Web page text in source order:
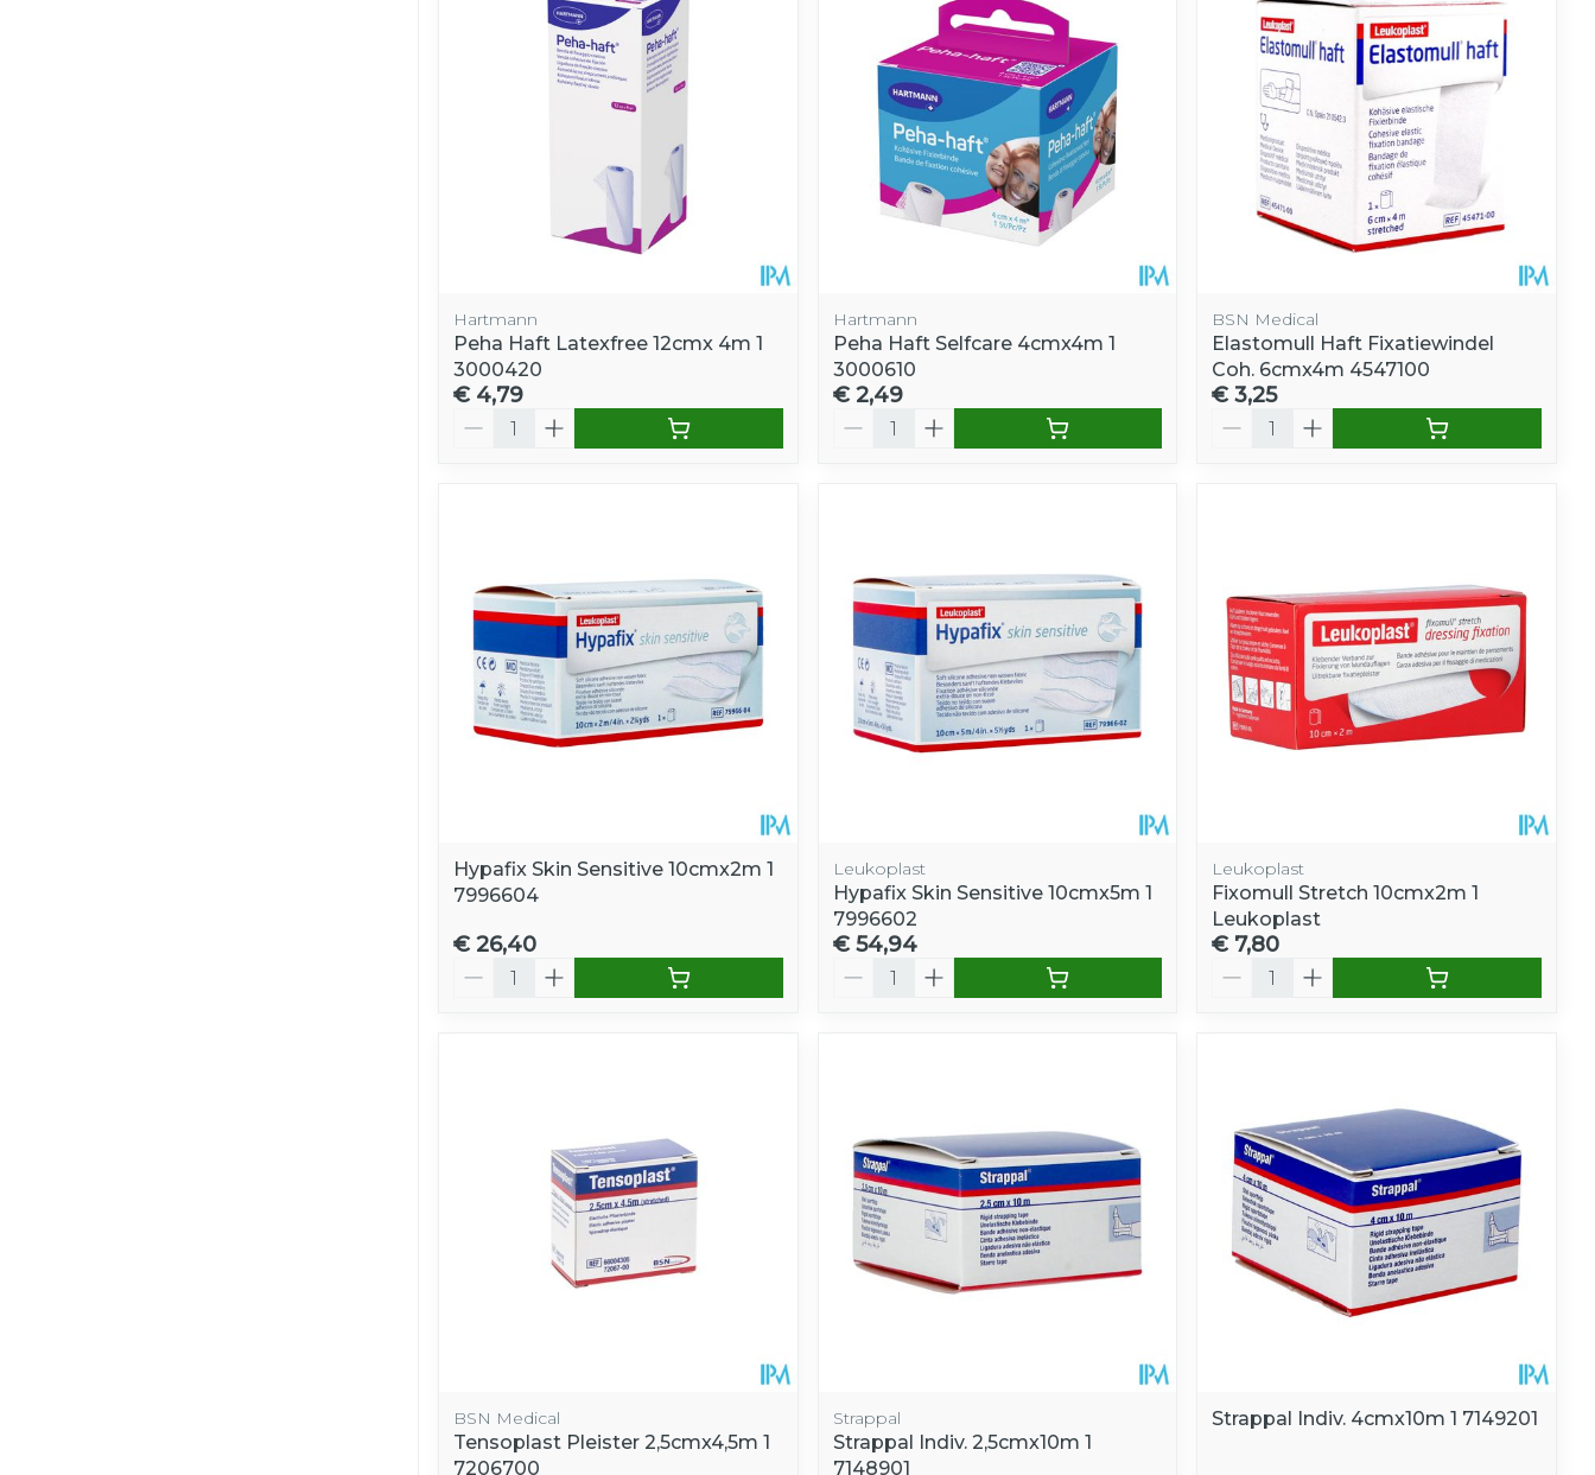
Hartmann
Peha Haft Latexfree 12cmx 4m 1
3000420
€ 4,79
Aantal
Hartmann
Peha Haft Selfcare 4cmx4m 1
3000610
€ 2,49
Aantal
BSN Medical
Elastomull Haft Fixatiewindel
Coh. 6cmx4m 4547100
€ 3,25
Aantal
Hypafix Skin Sensitive 10cmx2m 1
7996604
€ 26,40
Aantal
Leukoplast
Hypafix Skin Sensitive 10cmx5m 1
7996602
€ 54,94
Aantal
Leukoplast
Fixomull Stretch 10cmx2m 1
Leukoplast
€ 7,80
Aantal
BSN Medical
Tensoplast Pleister 2,5cmx4,5m 1
7206700
Strappal
Strappal Indiv. 2,5cmx10m 1
7148901
Strappal Indiv. 4cmx10m 1 7149201